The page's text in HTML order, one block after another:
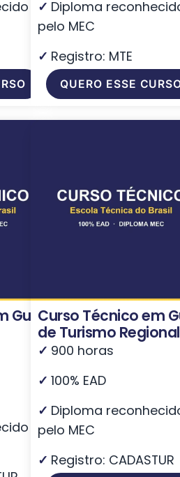
✓ Diploma
pelo MEC
✓ Registro: MTE
QUERO ESSE
GuiaCurso Técnico em
de Turismo Regional
✓ 900 horas
✓ 100% EAD
✓ Diploma
pelo MEC
✓ Registro: CADASTUR